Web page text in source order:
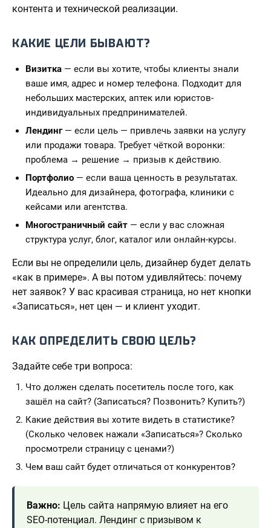
контента и технической реализации.
КАКИЕ ЦЕЛИ БЫВАЮТ?
Визитка — если вы хотите, чтобы клиенты знали
ваше имя, адрес и номер телефона. Подходит для
небольших мастерских, аптек или юристов-
индивидуальных предпринимателей.
Лендинг— если цель — привлечь заявки на услугу
или продажи товара. Требует чёткой воронки:
проблема → решение → призыв к действию.
Портфолио — если ваша ценность в результатах.
Идеально для дизайнера, фотографа, клиники с
кейсами или агентства.
Многостраничный сайт — если у вас сложная
структура услуг, блог, каталог или онлайн-курсы.
Если вы не определили цель, дизайнер будет делать
«как в примере». А вы потом удивляйтесь: почему
нет заявок? У вас красивая страница, но нет кнопки
«Записаться», нет цен — и клиент уходит.
КАК ОПРЕДЕЛИТЬ СВОЮ ЦЕЛЬ?
Задайте себе три вопроса:
Что должен сделать посетитель после того, как
зашёл на сайт? (Записаться? Позвонить? Купить?)
Какие действия вы хотите видеть в статистике?
(Сколько человек нажали «Записаться»? Сколько
просмотрели страницу с ценами?)
Чем ваш сайт будет отличаться от конкурентов?
Важно: Цель сайта напрямую влияет на его
SEO-потенциал. Лендинг с призывом к